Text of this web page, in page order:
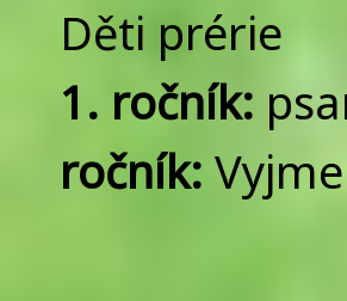
Děti prérie
1. ročník:
ročník: